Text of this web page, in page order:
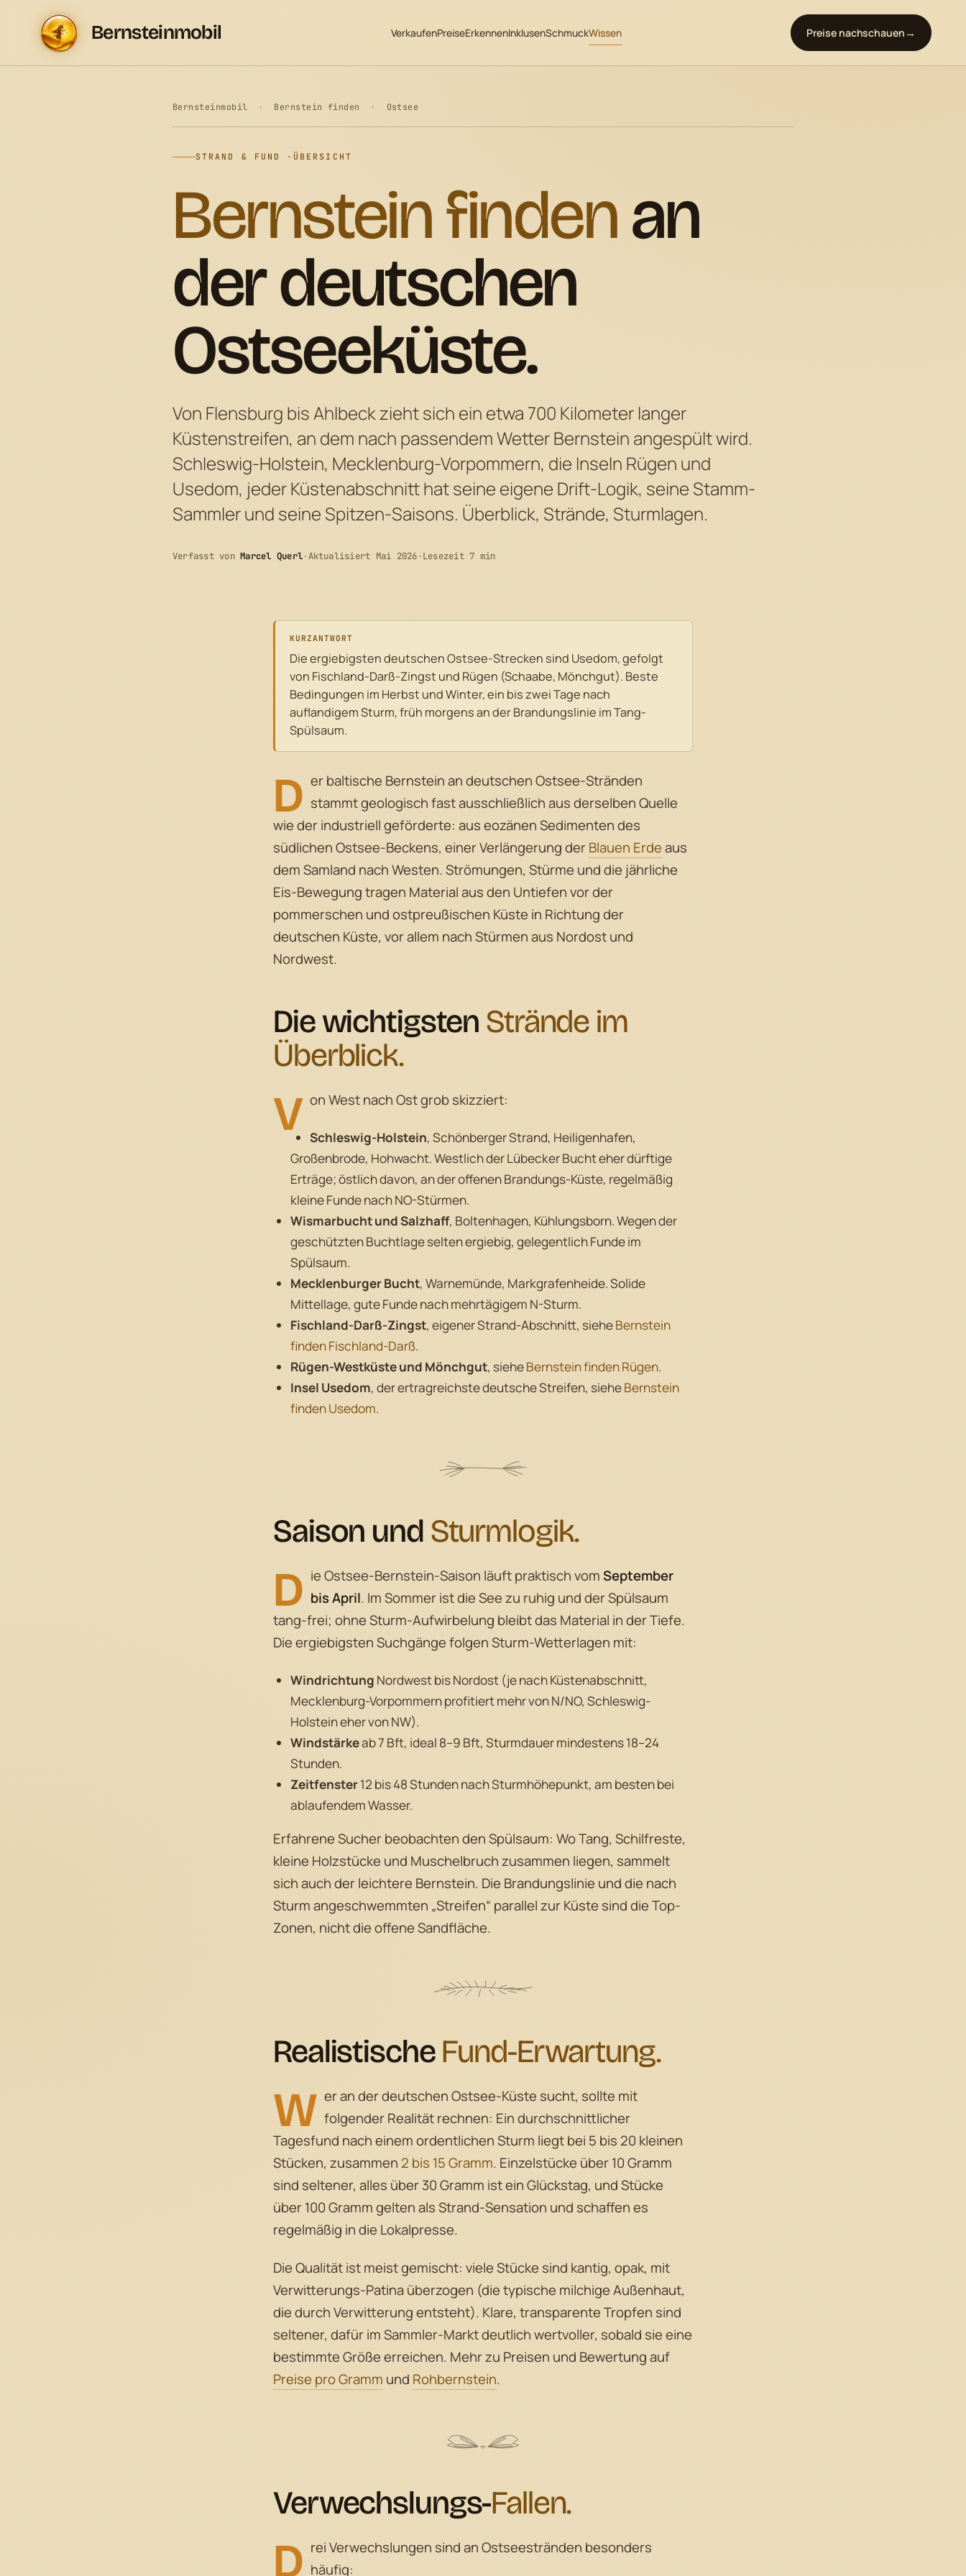
Bernsteinmobil VerkaufenPreiseErkennenInklusenSchmuckWissen Preise nachschauen
Bernsteinmobil · Bernstein finden · Ostsee
STRAND & FUND · ÜBERSICHT
Bernstein findenan
der deutschen
Ostseeküste.
Von Flensburg bis Ahlbeck zieht sich ein etwa 700 Kilometer langer
Küstenstreifen, an dem nach passendem Wetter Bernstein angespült wird.
Schleswig-Holstein, Mecklenburg-Vorpommern, die Inseln Rügen und
Usedom, jeder Küstenabschnitt hat seine eigene Drift-Logik, seine Stamm-
Sammler und seine Spitzen-Saisons. Überblick, Strände, Sturmlagen.
Verfasst vonMarcel Querl·Aktualisiert Mai 2026·Lesezeit 7 min
KURZANTWORT
Die ergiebigsten deutschen Ostsee-Strecken sind Usedom, gefolgt
von Fischland-Darß-Zingst und Rügen (Schaabe, Mönchgut). Beste
Bedingungen im Herbst und Winter, ein bis zwei Tage nach
auflandigem Sturm, früh morgens an der Brandungslinie im Tang-
Spülsaum.
D er baltische Bernstein an deutschen Ostsee-Stränden
stammt geologisch fast ausschließlich aus derselben Quelle
wie der industriell geförderte: aus eozänen Sedimenten des
südlichen Ostsee-Beckens, einer Verlängerung derBlauen Erdeaus
dem Samland nach Westen. Strömungen, Stürme und die jährliche
Eis-Bewegung tragen Material aus den Untiefen vor der
pommerschen und ostpreußischen Küste in Richtung der
deutschen Küste, vor allem nach Stürmen aus Nordost und
Nordwest.
Die wichtigsten Strände im
Überblick.
V on West nach Ost grob skizziert:
Schleswig-Holstein, Schönberger Strand, Heiligenhafen,
Großenbrode, Hohwacht. Westlich der Lübecker Bucht eher dürftige
Erträge; östlich davon, an der offenen Brandungs-Küste, regelmäßig
kleine Funde nach NO-Stürmen.
Wismarbucht und Salzhaff, Boltenhagen, Kühlungsborn. Wegen der
geschützten Buchtlage selten ergiebig, gelegentlich Funde im
Spülsaum.
Mecklenburger Bucht, Warnemünde, Markgrafenheide. Solide
Mittellage, gute Funde nach mehrtägigem N-Sturm.
Fischland-Darß-Zingst, eigener Strand-Abschnitt, sieheBernstein
finden Fischland-Darß.
Rügen-Westküste und Mönchgut, sieheBernstein finden Rügen.
Insel Usedom, der ertragreichste deutsche Streifen, sieheBernstein
finden Usedom.
Saison und Sturmlogik.
D ie Ostsee-Bernstein-Saison läuft praktisch vomSeptember
bis April. Im Sommer ist die See zu ruhig und der Spülsaum
tang-frei; ohne Sturm-Aufwirbelung bleibt das Material in der Tiefe.
Die ergiebigsten Suchgänge folgen Sturm-Wetterlagen mit:
Windrichtung Nordwest bis Nordost (je nach Küstenabschnitt,
Mecklenburg-Vorpommern profitiert mehr von N/NO, Schleswig-
Holstein eher von NW).
Windstärkeab 7 Bft, ideal 8–9 Bft, Sturmdauer mindestens 18–24
Stunden.
Zeitfenster12 bis 48 Stunden nach Sturmhöhepunkt, am besten bei
ablaufendem Wasser.
Erfahrene Sucher beobachten den Spülsaum: Wo Tang, Schilfreste,
kleine Holzstücke und Muschelbruch zusammen liegen, sammelt
sich auch der leichtere Bernstein. Die Brandungslinie und die nach
Sturm angeschwemmten „Streifen“ parallel zur Küste sind die Top-
Zonen, nicht die offene Sandfläche.
RealistischeFund-Erwartung.
W er an der deutschen Ostsee-Küste sucht, sollte mit
folgender Realität rechnen: Ein durchschnittlicher
Tagesfund nach einem ordentlichen Sturm liegt bei 5 bis 20 kleinen
Stücken, zusammen 2 bis 15 Gramm. Einzelstücke über 10 Gramm
sind seltener, alles über 30 Gramm ist ein Glückstag, und Stücke
über 100 Gramm gelten als Strand-Sensation und schaffen es
regelmäßig in die Lokalpresse.
Die Qualität ist meist gemischt: viele Stücke sind kantig, opak, mit
Verwitterungs-Patina überzogen (die typische milchige Außenhaut,
die durch Verwitterung entsteht). Klare, transparente Tropfen sind
seltener, dafür im Sammler-Markt deutlich wertvoller, sobald sie eine
bestimmte Größe erreichen. Mehr zu Preisen und Bewertung auf
Preise pro Gramm und Rohbernstein.
Verwechslungs-Fallen.
D rei Verwechslungen sind an Ostseestränden besonders
häufig: